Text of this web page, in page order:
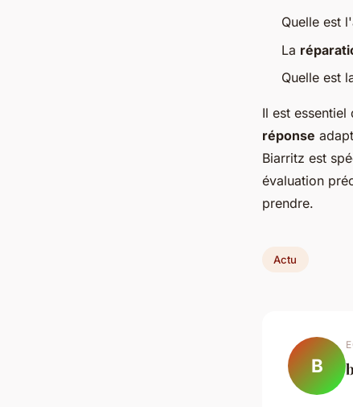
Quelle est
La
Quelle est
Il est
réponse
Biarritz est
évaluation
prendre.
Actu
B